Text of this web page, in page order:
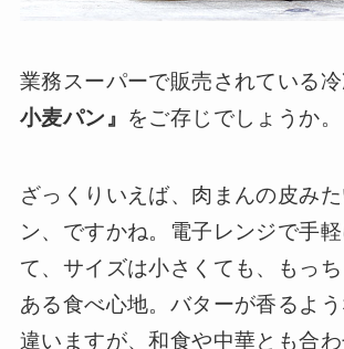
業務スーパーで販売されている
小麦パン』 をご存じでしょうか。
ざっくりいえば、肉まんの皮み
ン、ですかね。電子レンジで手
て、サイズは小さくても、もっ
ある食べ心地。バターが香るよ
違いますが、和食や中華とも合わ